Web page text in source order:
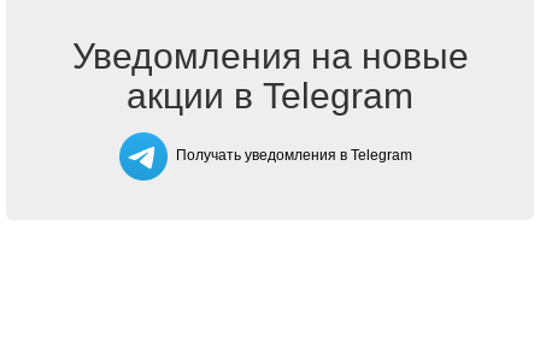
Уведомления на новые
акции в Telegram
Получать уведомления в Telegram